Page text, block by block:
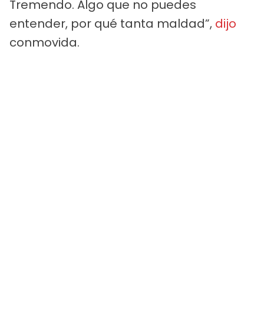
Tremendo. Algo que no puedes
entender, por qué tanta maldad”, dijo
conmovida.